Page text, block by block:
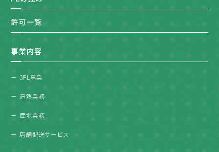
許可一覧
事業内容
3PL事業
追熟業務
産地業務
店舗配送サービス